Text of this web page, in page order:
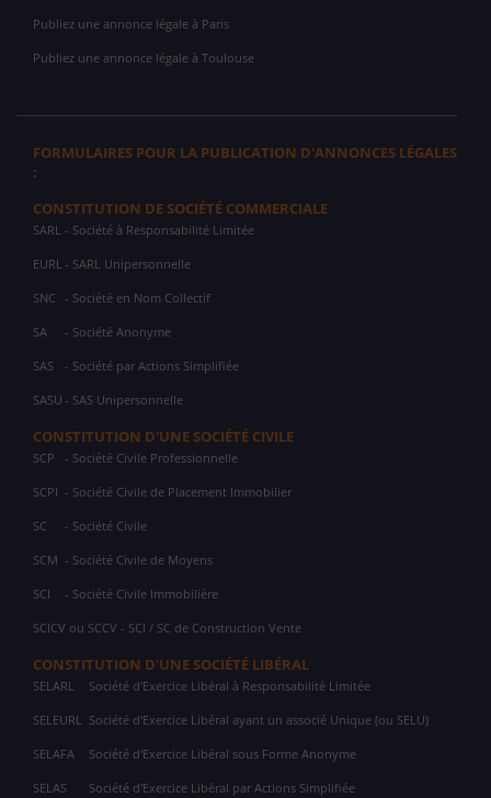
Publiez une annonce légale à Paris
Publiez une annonce légale à Toulouse
FORMULAIRES POUR LA PUBLICATION D'ANNONCES LÉGALES
:
CONSTITUTION DE SOCIÉTÉ COMMERCIALE
SARL - Société à Responsabilité Limitée
EURL - SARL Unipersonnelle
SNC - Société en Nom Collectif
SA - Société Anonyme
SAS - Société par Actions Simplifiée
SASU - SAS Unipersonnelle
CONSTITUTION D'UNE SOCIÉTÉ CIVILE
SCP - Société Civile Professionnelle
SCPI - Société Civile de Placement Immobilier
SC - Société Civile
SCM - Société Civile de Moyens
SCI - Société Civile Immobilière
SCICV ou SCCV - SCI / SC de Construction Vente
CONSTITUTION D'UNE SOCIÉTÉ LIBÉRAL
SELARL Société d'Exercice Libéral à Responsabilité Limitée
SELEURL Société d'Exercice Libéral ayant un associé Unique (ou SELU)
SELAFA Société d'Exercice Libéral sous Forme Anonyme
SELAS Société d'Exercice Libéral par Actions Simplifiée